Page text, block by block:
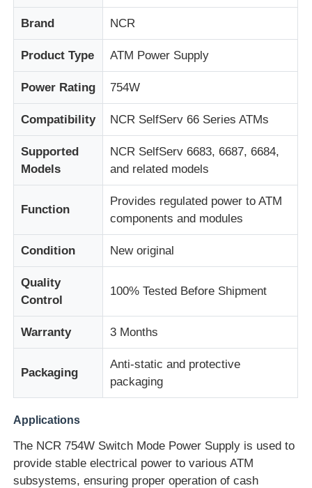
お問い合わせ
ニュース
すべての場合
見積依頼
ダイボルド ATM部品
NCR ATM 部品
Wincor ATM 部品
ハヨサンATM部品
フジツーATM部品
GRG自動支払機の部品
Brand NCR
Product Type ATM Power Supply
Power Rating 754W
Compatibility NCR SelfServ 66 Series ATMs
Supported
Models
NCR SelfServ 6683, 6687, 6684,
and related models
Function
Provides regulated power to ATM
components and modules
Condition New original
Quality
Control
100% Tested Before Shipment
Warranty 3 Months
Packaging
Anti-static and protective
packaging
Applications
The NCR 754W Switch Mode Power Supply is used to
provide stable electrical power to various ATM
subsystems, ensuring proper operation of cash